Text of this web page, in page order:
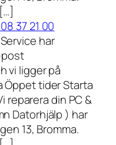
37 21 00
har
post
vi ligger på
Öppet tider Starta
reparera din PC &
Datorhjälp ) har
13, Bromma.